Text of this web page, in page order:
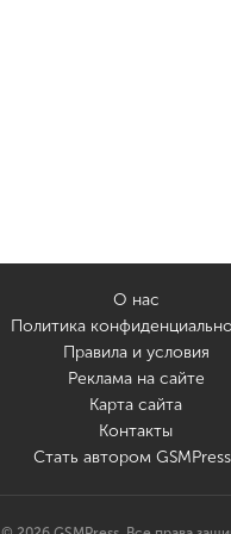
О нас
Политика
Правила и условия
Реклама на сайте
Карта сайта
Контакты
Стать автором